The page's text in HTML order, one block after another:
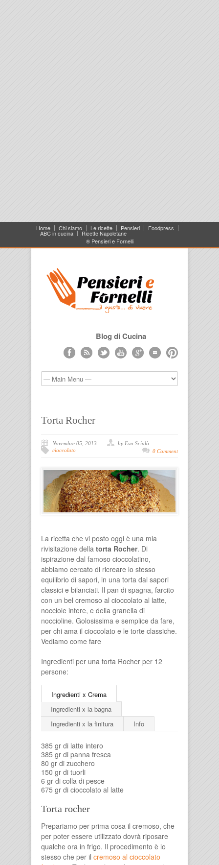
Home Chi siamo Le ricette Pensieri Foodpress
ABC in cucina
Ricette Napoletane
® Pensieri e Fornelli
Blog di Cucina
Torta Rocher
Novembre 05, 2013
by Eva Scialò
cioccolato
0 Comment
La ricetta che vi posto oggi è una mia
rivisitazione della torta Rocher. Di
ispirazione dal famoso cioccolatino,
abbiamo cercato di ricreare lo stesso
equilibrio di sapori, in una torta dai sapori
classici e bilanciati. Il pan di spagna, farcito
con un bel cremoso al cioccolato al latte,
nocciole intere, e della granella di
noccioline. Golosissima e semplice da fare,
per chi ama il cioccolato e le torte classiche.
Vediamo come fare
Ingredienti per una torta Rocher per 12
persone:
Ingredienti x Crema
Ingredienti x la bagna
Ingredienti x la finitura
Info
385 gr di latte intero
385 gr di panna fresca
80 gr di zucchero
150 gr di tuorli
6 gr di colla di pesce
675 gr di cioccolato al latte
Torta rocher
Prepariamo per prima cosa il cremoso, che
per poter essere utilizzato dovrà riposare
qualche ora in frigo. Il procedimento è lo
stesso che per il cremoso al cioccolato